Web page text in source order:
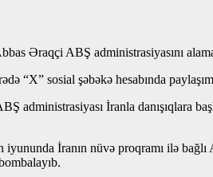
Əraqçi ABŞ administrasiyasını
“X” sosial şəbəkə hesabında
administrasiyası İranla danışıqlara
İranın nüvə proqramı ilə